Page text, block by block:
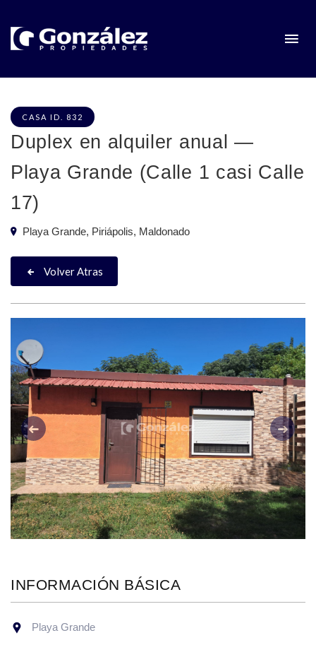
CASA ID. 832
Duplex en alquiler anual —
Playa Grande (Calle 1 casi Calle
17)
Playa Grande, Piriápolis, Maldonado
Volver Atras
Anterior
INFORMACIÓN BÁSICA
Playa Grande